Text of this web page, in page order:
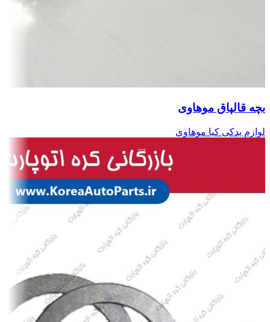
بچه قالپاق موهاوی
لوازم یدکی کیا موهاوی